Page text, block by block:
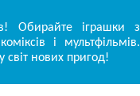
Обирайте іграшки з
і мультфільмів.
світ нових пригод!